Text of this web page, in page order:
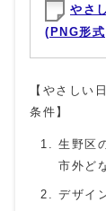
やさ
(PNG形
【やさしい
条件】
生野区
市外ど
デザイ